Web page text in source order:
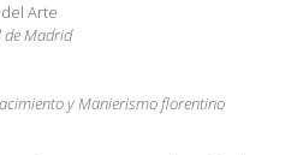
Arte
de Madrid
y Manierismo florentino